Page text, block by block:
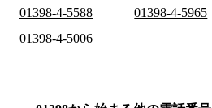
01398-4-5588
01398-4-5965
01398-4-5006